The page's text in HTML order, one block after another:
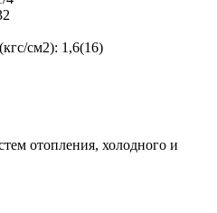
см2): 1,6(16)
отопления, холодного и